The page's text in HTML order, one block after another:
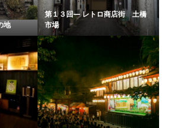
地
第１３回― レトロ商店街 土橋
市場